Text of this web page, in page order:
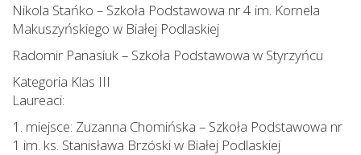
Nikola Stańko – Szkoła Podstawowa nr 4 im. Kornela
Makuszyńskiego w Białej Podlaskiej
Radomir Panasiuk – Szkoła Podstawowa w Styrzyńcu
Kategoria Klas III
Laureaci:
1. miejsce: Zuzanna Chomińska – Szkoła Podstawowa nr
1 im. ks. Stanisława Brzóski w Białej Podlaskiej